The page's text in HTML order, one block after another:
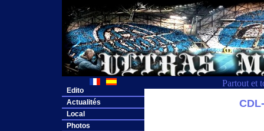
Partout et
Edito
Actualités
Local
Photos